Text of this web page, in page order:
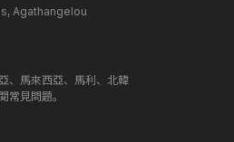
Agathangelou
、馬來西亞、馬利、北韓
見問題。